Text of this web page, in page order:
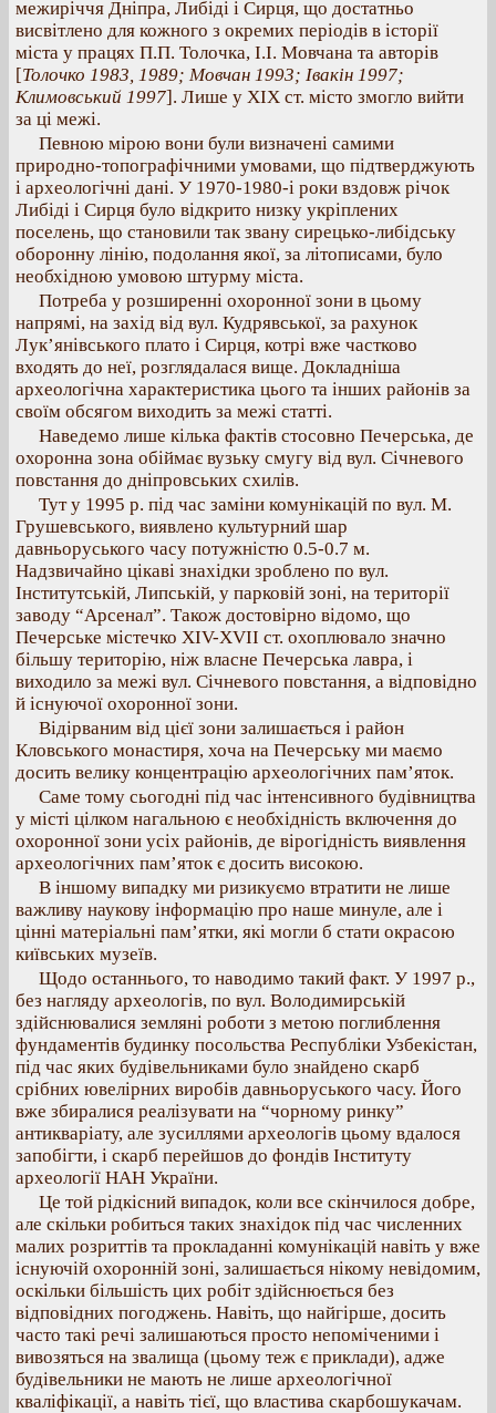
межиріччя Дніпра, Либіді і Сирця, що достатньо
висвітлено для кожного з окремих періодів в історії
міста у працях П.П. Толочка, І.І. Мовчана та авторів
[Толочко 1983, 1989; Мовчан 1993; Івакін 1997;
Климовський 1997]. Лише у XIX ст. місто змогло вийти
за ці межі.
Певною мірою вони були визначені самими
природно-топографічними умовами, що підтверджують
і археологічні дані. У 1970-1980-і роки вздовж річок
Либіді і Сирця було відкрито низку укріплених
поселень, що становили так звану сирецько-либідську
оборонну лінію, подолання якої, за літописами, було
необхідною умовою штурму міста.
Потреба у розширенні охоронної зони в цьому
напрямі, на захід від вул. Кудрявської, за рахунок
Лук’янівського плато і Сирця, котрі вже частково
входять до неї, розглядалася вище. Докладніша
археологічна характеристика цього та інших районів за
своїм обсягом виходить за межі статті.
Наведемо лише кілька фактів стосовно Печерська, де
охоронна зона обіймає вузьку смугу від вул. Січневого
повстання до дніпровських схилів.
Тут у 1995 р. під час заміни комунікацій по вул. М.
Грушевського, виявлено культурний шар
давньоруського часу потужністю 0.5-0.7 м.
Надзвичайно цікаві знахідки зроблено по вул.
Інститутській, Липській, у парковій зоні, на території
заводу “Арсенал”. Також достовірно відомо, що
Печерське містечко ХІV-ХVІІ ст. охоплювало значно
більшу територію, ніж власне Печерська лавра, і
виходило за межі вул. Січневого повстання, а відповідно
й існуючої охоронної зони.
Відірваним від цієї зони залишається і район
Кловського монастиря, хоча на Печерську ми маємо
досить велику концентрацію археологічних пам’яток.
Саме тому сьогодні під час інтенсивного будівництва
у місті цілком нагальною є необхідність включення до
охоронної зони усіх районів, де вірогідність виявлення
археологічних пам’яток є досить високою.
В іншому випадку ми ризикуємо втратити не лише
важливу наукову інформацію про наше минуле, але і
цінні матеріальні пам’ятки, які могли б стати окрасою
київських музеїв.
Щодо останнього, то наводимо такий факт. У 1997 р.,
без нагляду археологів, по вул. Володимирській
здійснювалися земляні роботи з метою поглиблення
фундаментів будинку посольства Республіки Узбекістан,
під час яких будівельниками було знайдено скарб
срібних ювелірних виробів давньоруського часу. Його
вже збиралися реалізувати на “чорному ринку”
антикваріату, але зусиллями археологів цьому вдалося
запобігти, і скарб перейшов до фондів Інституту
археології НАН України.
Це той рідкісний випадок, коли все скінчилося добре,
але скільки робиться таких знахідок під час численних
малих розриттів та прокладанні комунікацій навіть у вже
існуючій охоронній зоні, залишається нікому невідомим,
оскільки більшість цих робіт здійснюється без
відповідних погоджень. Навіть, що найгірше, досить
часто такі речі залишаються просто непоміченими і
вивозяться на звалища (цьому теж є приклади), адже
будівельники не мають не лише археологічної
кваліфікації, а навіть тієї, що властива скарбошукачам.